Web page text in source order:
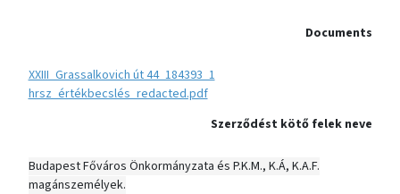
Documents
XXIII_Grassalkovich út 44_184393_1
hrsz_értékbecslés_redacted.pdf
Szerződést kötő felek neve
Budapest Főváros Önkormányzata és P.K.M., K.Á, K.A.F.
magánszemélyek.